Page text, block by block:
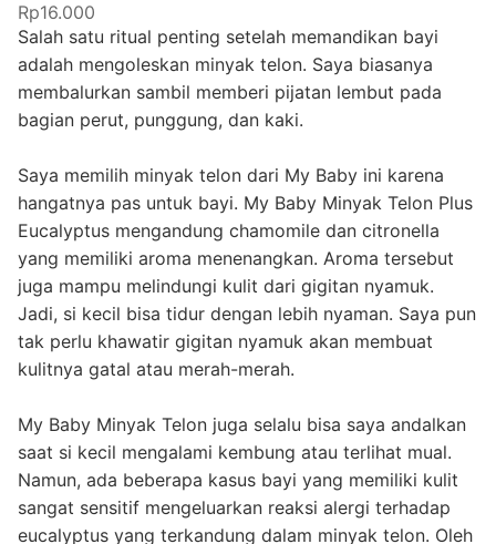
Rp16.000
Salah satu ritual penting setelah memandikan bayi
adalah mengoleskan minyak telon. Saya biasanya
membalurkan sambil memberi pijatan lembut pada
bagian perut, punggung, dan kaki.
Saya memilih minyak telon dari My Baby ini karena
hangatnya pas untuk bayi. My Baby Minyak Telon Plus
Eucalyptus mengandung chamomile dan citronella
yang memiliki aroma menenangkan. Aroma tersebut
juga mampu melindungi kulit dari gigitan nyamuk.
Jadi, si kecil bisa tidur dengan lebih nyaman. Saya pun
tak perlu khawatir gigitan nyamuk akan membuat
kulitnya gatal atau merah-merah.
My Baby Minyak Telon juga selalu bisa saya andalkan
saat si kecil mengalami kembung atau terlihat mual.
Namun, ada beberapa kasus bayi yang memiliki kulit
sangat sensitif mengeluarkan reaksi alergi terhadap
eucalyptus yang terkandung dalam minyak telon. Oleh